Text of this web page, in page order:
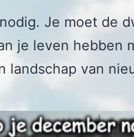
Je moet de
je leven hebben
landschap van